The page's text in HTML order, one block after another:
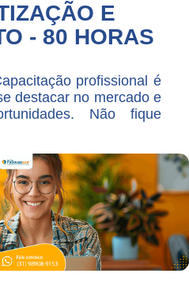
E
- 80 HORAS
profissional é
destacar no mercado e
Não fique